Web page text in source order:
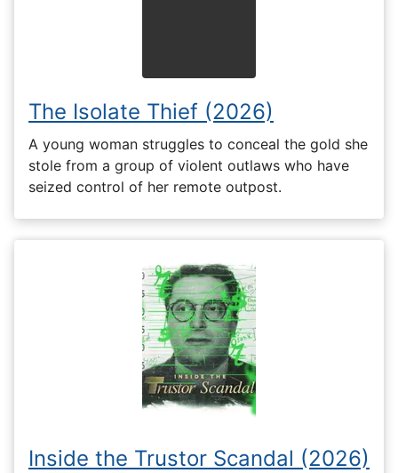
The Isolate Thief (2026)
A young woman struggles to conceal the gold she
stole from a group of violent outlaws who have
seized control of her remote outpost.
Inside the Trustor Scandal (2026)